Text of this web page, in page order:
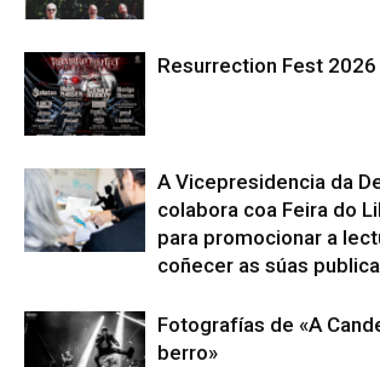
Resurrection Fest
A Vicepresidencia da
colabora coa Feira do
para promocionar a
coñecer as súas
Fotografías de «A
berro»